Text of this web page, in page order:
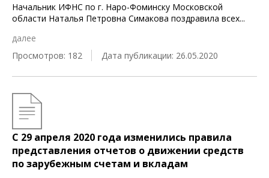
Начальник ИФНС по г. Наро-Фоминску Московской
области Наталья Петровна Симакова поздравила всех...
далее
Просмотров: 182
Дата публикации: 26.05.2020
С 29 апреля 2020 года изменились правила
представления отчетов о движении средств
по зарубежным счетам и вкладам